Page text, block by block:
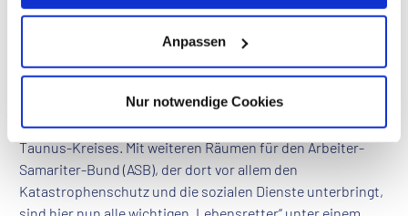
Anpassen
Nur notwendige Cookies
Alle Retter unter einem Dach
Grundstück entstandene Neubau bietet in zwei Gebäuden
Platz für ein Feuerwehrgerätehaus der Freiwilligen
Feuerwehr Eschborn und eine Rettungswache des Main-
Taunus-Kreises. Mit weiteren Räumen für den Arbeiter-
Samariter-Bund (ASB), der dort vor allem den
Katastrophenschutz und die sozialen Dienste unterbringt,